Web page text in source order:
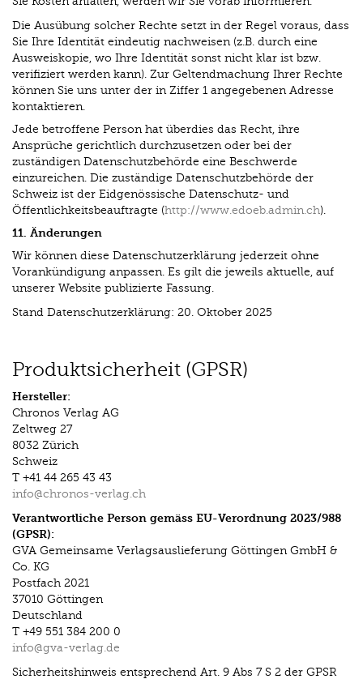
Die Ausübung solcher Rechte setzt in der Regel voraus, dass
Sie Ihre Identität eindeutig nachweisen (z.B. durch eine
Ausweiskopie, wo Ihre Identität sonst nicht klar ist bzw.
verifiziert werden kann). Zur Geltendmachung Ihrer Rechte
können Sie uns unter der in Ziffer 1 angegebenen Adresse
kontaktieren.
Jede betroffene Person hat überdies das Recht, ihre
Ansprüche gerichtlich durchzusetzen oder bei der
zuständigen Datenschutzbehörde eine Beschwerde
einzureichen. Die zuständige Datenschutzbehörde der
Schweiz ist der Eidgenössische Datenschutz- und
Öffentlichkeitsbeauftragte (http://www.edoeb.admin.ch).
11. Änderungen
Wir können diese Datenschutzerklärung jederzeit ohne
Vorankündigung anpassen. Es gilt die jeweils aktuelle, auf
unserer Website publizierte Fassung.
Stand Datenschutzerklärung: 20. Oktober 2025
Produktsicherheit (GPSR)
Hersteller:
Chronos Verlag AG
Zeltweg 27
8032 Zürich
Schweiz
T +41 44 265 43 43
info@chronos-verlag.ch
Verantwortliche Person gemäss EU-Verordnung 2023/988
(GPSR):
GVA Gemeinsame Verlagsauslieferung Göttingen GmbH &
Co. KG
Postfach 2021
37010 Göttingen
Deutschland
T +49 551 384 200 0
info@gva-verlag.de
Sicherheitshinweis entsprechend Art. 9 Abs 7 S 2 der GPSR